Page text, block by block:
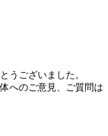
うございました。
へのご意見、ご質問は